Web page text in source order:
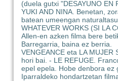
(duela gutxi "DESAYUNO EN
YUKI AND NINA. Benetan,
batean umeengan
WHATEVER WORKS (SI LA
Allen-en azken filma bere
Barregarria, baina ez berria.
VENGEANCE eta LA MUJER
hori bai. - LE REFUGE.
epel epela. Hobe denbora ez
Iparraldeko hondartzetan